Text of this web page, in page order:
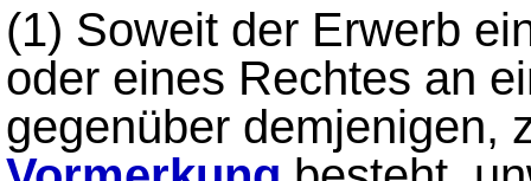
(1) Soweit der Erwerb
oder eines Rechtes an
gegenüber demjenigen,